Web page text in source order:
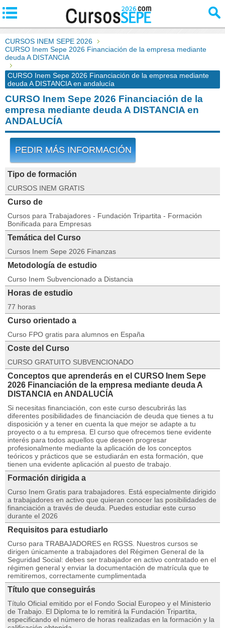
CURSOS INEM SEPE 2026
CURSO Inem Sepe 2026 Financiación de la empresa mediante
deuda A DISTANCIA
CURSO Inem Sepe 2026 Financiación de la empresa mediante
deuda A DISTANCIA en andalucía
CURSO Inem Sepe 2026 Financiación de la
empresa mediante deuda A DISTANCIA en
ANDALUCÍA
PEDIR MÁS INFORMACIÓN
Tipo de formación
CURSOS INEM GRATIS
Curso de
Cursos para Trabajadores - Fundación Tripartita - Formación
Bonificada para Empresas
Temática del Curso
Cursos Inem Sepe 2026 Finanzas
Metodología de estudio
Curso Inem Subvencionado a Distancia
Horas de estudio
77 horas
Curso orientado a
Curso FPO gratis para alumnos en España
Coste del Curso
CURSO GRATUITO SUBVENCIONADO
Conceptos que aprenderás en el CURSO Inem Sepe
2026 Financiación de la empresa mediante deuda A
DISTANCIA en ANDALUCÍA
Si necesitas financiación, con este curso descubrirás las
diferentes posibilidades de financiación de deuda que tienes a tu
disposición y a tener en cuenta la que mejor se adapte a tu
proyecto o a tu empresa. El curso que ofrecemos tiene evidente
interés para todos aquellos que deseen progresar
profesionalmente mediante la aplicación de los conceptos
teóricos y prácticos que se estudiarán en esta formación, que
tienen una evidente aplicación al puesto de trabajo.
Formación dirigida a
Curso Inem Gratis para trabajadores. Está especialmente dirigido
a trabajadores en activo que quieran conocer las posibilidades de
financiación a través de deuda. Puedes estudiar este curso
durante el 2026
Requisitos para estudiarlo
Curso para TRABAJADORES en RGSS. Nuestros cursos se
dirigen únicamente a trabajadores del Régimen General de la
Seguridad Social: debes ser trabajador en activo contratado en el
régimen general y enviar la documentación de matrícula que te
remitiremos, correctamente cumplimentada
Título que conseguirás
Título Oficial emitido por el Fondo Social Europeo y el Ministerio
de Trabajo. El Diploma te lo remitirá la Fundación Tripartita,
especificando el número de horas realizadas en la formación y la